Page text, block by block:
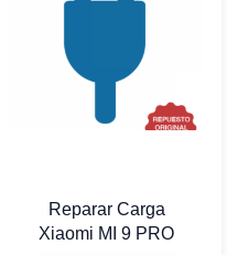
Reparar Carga
Xiaomi MI 9 PRO